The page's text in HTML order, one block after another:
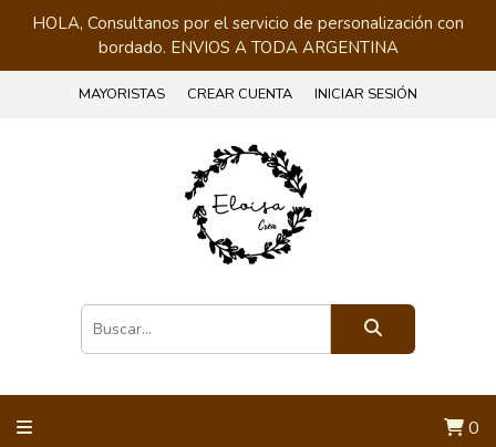
HOLA, Consultanos por el servicio de personalización con
bordado. ENVIOS A TODA ARGENTINA
MAYORISTAS CREAR CUENTA INICIAR SESIÓN
0